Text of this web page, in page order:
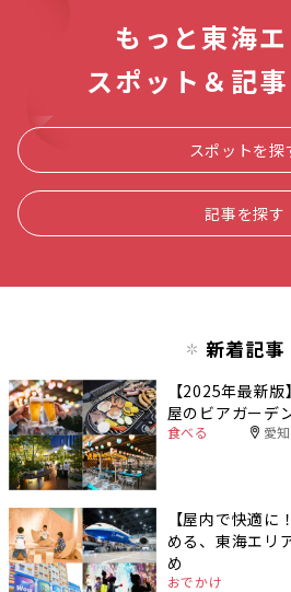
もっと東海
スポット＆記
スポットを探
記事を探す
新着記事
【2025年最新
屋のビアガーデ
食べる 愛知
【屋内で快適に
める、東海エリ
め
おでかけ